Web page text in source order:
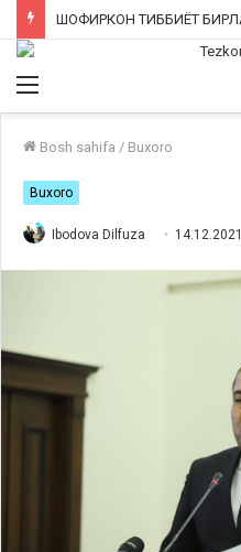
Bosh sahifa / Buxoro
Buxoro
Ibodova Dilfuza 14.12.2021